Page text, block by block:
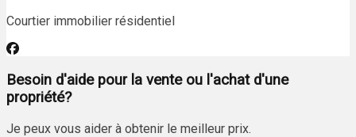
Courtier immobilier résidentiel
Besoin d'aide pour la vente ou l'achat d'une
propriété?
Je peux vous aider à obtenir le meilleur prix.